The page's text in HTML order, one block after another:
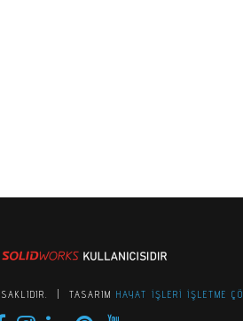
| TASARIM HAYAT İŞLERI İŞLETME